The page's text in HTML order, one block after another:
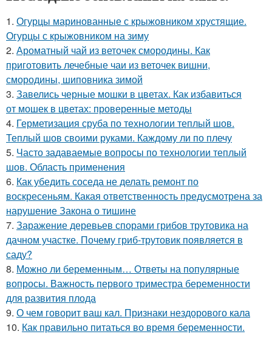
1. Огурцы маринованные с крыжовником хрустящие.
Огурцы с крыжовником на зиму
2. Ароматный чай из веточек смородины. Как
приготовить лечебные чаи из веточек вишни,
смородины, шиповника зимой
3. Завелись черные мошки в цветах. Как избавиться
от мошек в цветах: проверенные методы
4. Герметизация сруба по технологии теплый шов.
Теплый шов своими руками. Каждому ли по плечу
5. Часто задаваемые вопросы по технологии теплый
шов. Область применения
6. Как убедить соседа не делать ремонт по
воскресеньям. Какая ответственность предусмотрена за
нарушение Закона о тишине
7. Заражение деревьев спорами грибов трутовика на
дачном участке. Почему гриб-трутовик появляется в
саду?
8. Можно ли беременным… Ответы на популярные
вопросы. Важность первого триместра беременности
для развития плода
9. О чем говорит ваш кал. Признаки нездорового кала
10. Как правильно питаться во время беременности.